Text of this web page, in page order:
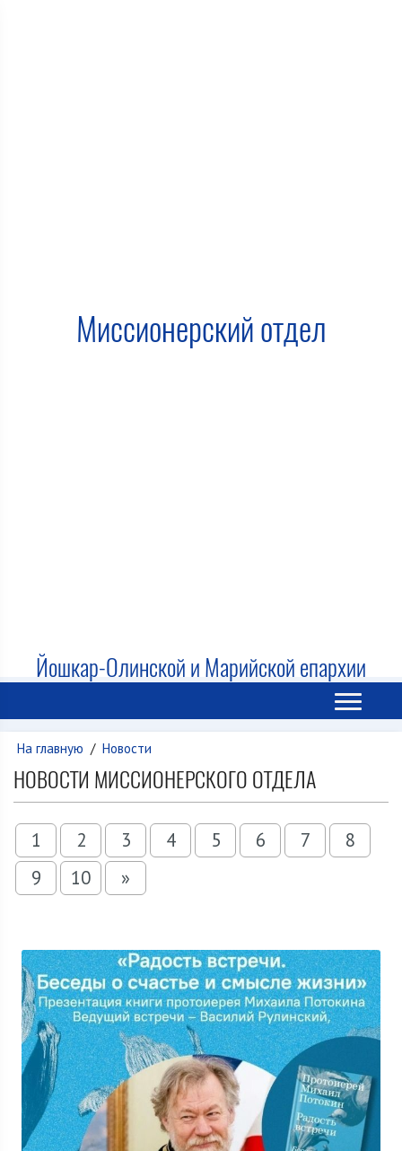
Миссионерский отдел
Йошкар-Олинской и Марийской епархии
На главную / Новости
НОВОСТИ МИССИОНЕРСКОГО ОТДЕЛА
1 2 3 4 5 6 7
8
9
10 »